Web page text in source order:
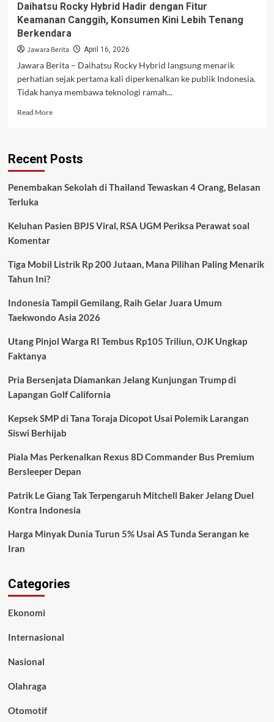
Daihatsu Rocky Hybrid Hadir dengan Fitur
Keamanan Canggih, Konsumen Kini Lebih Tenang
Berkendara
Jawara Berita April 16, 2026
Jawara Berita – Daihatsu Rocky Hybrid langsung menarik
perhatian sejak pertama kali diperkenalkan ke publik Indonesia.
Tidak hanya membawa teknologi ramah...
Read MoreRead
Rocky
dengan
Canggih,
Lebih
Recent Posts
Penembakan Sekolah di Thailand Tewaskan 4 Orang, Belasan
Terluka
Keluhan Pasien BPJS Viral, RSA UGM Periksa Perawat soal
Komentar
Tiga Mobil Listrik Rp 200 Jutaan, Mana Pilihan Paling Menarik
Tahun Ini?
Indonesia Tampil Gemilang, Raih Gelar Juara Umum
Taekwondo Asia 2026
Utang Pinjol Warga RI Tembus Rp105 Triliun, OJK Ungkap
Faktanya
Pria Bersenjata Diamankan Jelang Kunjungan Trump di
Lapangan Golf California
Kepsek SMP di Tana Toraja Dicopot Usai Polemik Larangan
Siswi Berhijab
Piala Mas Perkenalkan Rexus 8D Commander Bus Premium
Bersleeper Depan
Patrik Le Giang Tak Terpengaruh Mitchell Baker Jelang Duel
Kontra Indonesia
Harga Minyak Dunia Turun 5% Usai AS Tunda Serangan ke
Iran
Categories
Ekonomi
Internasional
Nasional
Olahraga
Otomotif